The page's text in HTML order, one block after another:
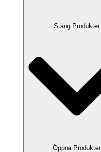
Stäng Produkter
Öppna Produkter